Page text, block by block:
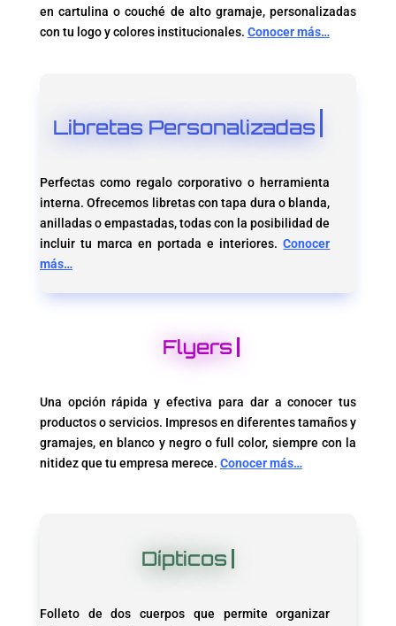
en cartulina o couché de alto gramaje, personalizadas
con tu logo y colores institucionales. Conocer más…
Libretas Personalizadas
Perfectas como regalo corporativo o herramienta
interna. Ofrecemos libretas con tapa dura o blanda,
anilladas o empastadas, todas con la posibilidad de
incluir tu marca en portada e interiores.Conocer
más…
Flyers
Una opción rápida y efectiva para dar a conocer tus
productos o servicios. Impresos en diferentes tamaños y
gramajes, en blanco y negro o full color, siempre con la
nitidez que tu empresa merece. Conocer más…
Dípticos
Folleto de dos cuerpos que permite organizar